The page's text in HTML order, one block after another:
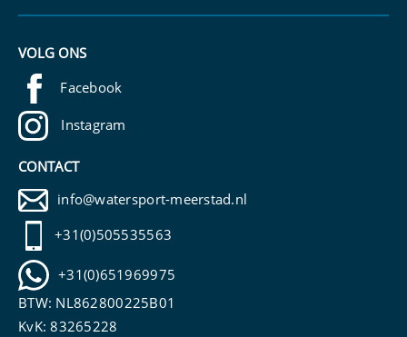
VOLG ONS
Facebook
Instagram
CONTACT
info@watersport-meerstad.nl
+31(0)505535563
+31(0)651969975
BTW: NL862800225B01
KvK: 83265228